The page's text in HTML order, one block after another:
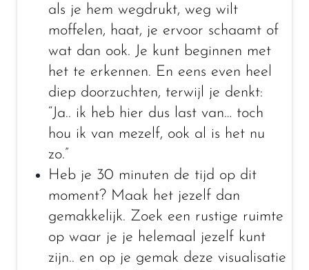
als je hem wegdrukt, weg wilt
moffelen, haat, je ervoor schaamt of
wat dan ook. Je kunt beginnen met
het te erkennen. En eens even heel
diep doorzuchten, terwijl je denkt:
“Ja.. ik heb hier dus last van… toch
hou ik van mezelf, ook al is het nu
zo.”
Heb je 30 minuten de tijd op dit
moment? Maak het jezelf dan
gemakkelijk. Zoek een rustige ruimte
op waar je je helemaal jezelf kunt
zijn.. en op je gemak deze visualisatie